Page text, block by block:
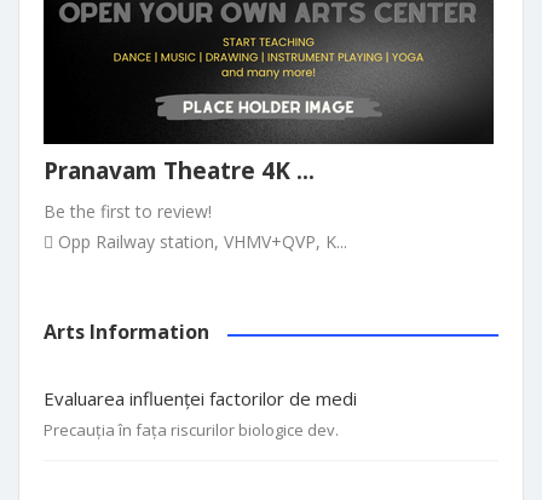
Pranavam Theatre 4K ...
Be the first to review!
Opp Railway station, VHMV+QVP, K...
Arts Information
Evaluarea influenței factorilor de medi
Precauția în fața riscurilor biologice dev.